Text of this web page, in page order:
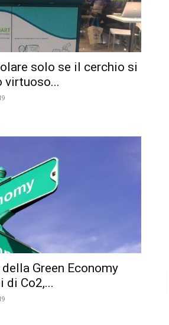
solo se il cerchio si
virtuoso...
Green Economy
di Co2,...